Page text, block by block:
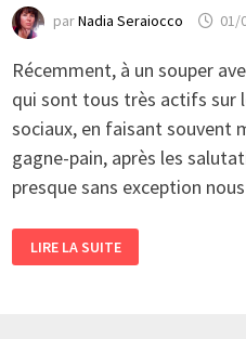
parNadia Seraiocco 01/
Récemment, à un souper
qui sont tous très actifs sur
sociaux, en faisant souvent
gagne-pain, après les
presque sans exception
RÉSEAUX
SOCIAUX
LIRE LA SUITE